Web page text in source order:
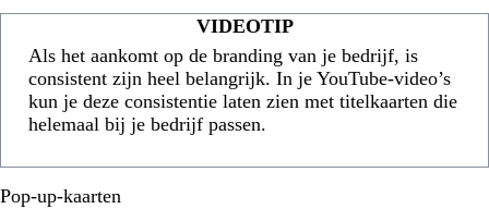
VIDEOTIP
Als het aankomt op de branding van je bedrijf, is
consistent zijn heel belangrijk. In je YouTube-video’s
kun je deze consistentie laten zien met titelkaarten die
helemaal bij je bedrijf passen.
Pop-up-kaarten